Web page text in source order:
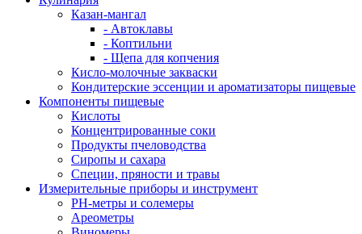
Казан-мангал
- Автоклавы
- Коптильни
- Щепа для копчения
Кисло-молочные закваски
Кондитерские эссенции и ароматизаторы пищевые
Компоненты пищевые
Кислоты
Концентрированные соки
Продукты пчеловодства
Сиропы и сахара
Специи, пряности и травы
Измерительные приборы и инструмент
PH-метры и солемеры
Ареометры